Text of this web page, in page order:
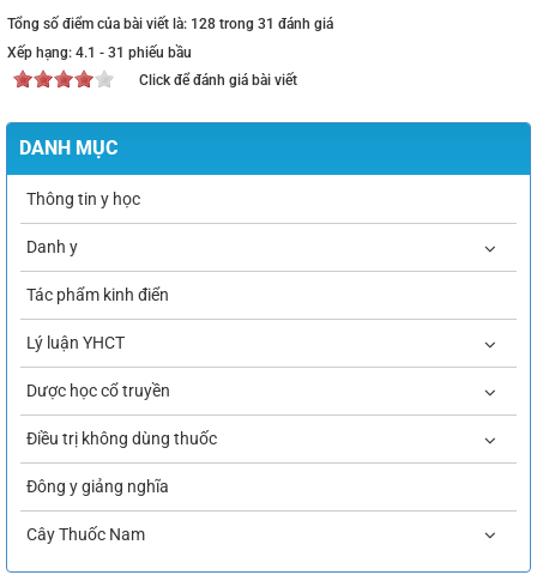
Tổng số điểm của bài viết là: 128 trong 31 đánh giá
Xếp hạng: 4.1 - 31 phiếu bầu
Click để đánh giá bài viết
DANH MỤC
Thông tin y học
Danh y
Tác phẩm kinh điển
Lý luận YHCT
Dược học cổ truyền
Điều trị không dùng thuốc
Đông y giảng nghĩa
Cây Thuốc Nam